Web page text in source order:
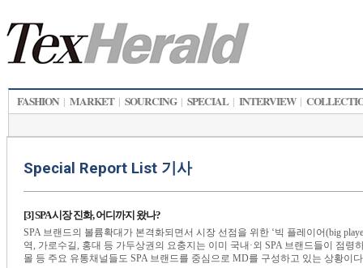
FASHION | MARKET | SOURCING | SPECIAL | INTERVIEW |
Special Report List 기사
[3] SPA 시장 진화, 어디까지 왔나?
SPA 브랜드의 볼륨확대가 본격화되면서 시장 선점을 위한 ‘빅 플레이어(big
역, 가로수길, 홍대 등 가두상권의 요충지는 이미 국내·외 SPA 브랜드들이 점
몰 등 주요 유통채널들도 SPA 브랜드를 중심으로 MD를 구성하고 있는 상황이